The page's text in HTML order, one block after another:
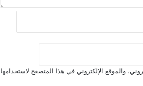
والموقع الإلكتروني في هذا المتصفح لاستخدامها